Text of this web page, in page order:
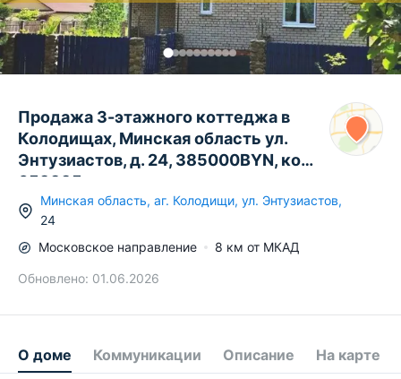
Продажа 3-этажного коттеджа в
Колодищах, Минская область ул.
Энтузиастов, д. 24, 385000BYN, код
659995
Минская область, аг. Колодищи, ул. Энтузиастов,
24
Московское направление 8 км от МКАД
Обновлено: 01.06.2026
О доме Коммуникации Описание На карте